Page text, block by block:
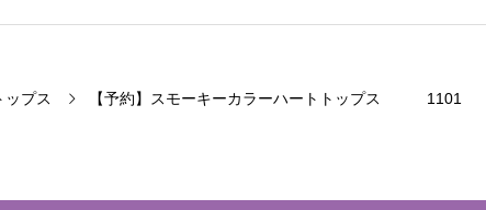
ップス 【予約】スモーキーカラーハートトップス 1101